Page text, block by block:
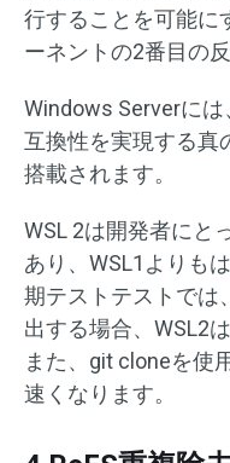
行することを可能に
ーネントの2番目の反
Windows Serverに
互換性を実現する真
搭載されます。
WSL 2は開発者にと
あり、WSL1よりも
期テストテストでは
出する場合、WSL2
また、git cloneを使
速くなります。